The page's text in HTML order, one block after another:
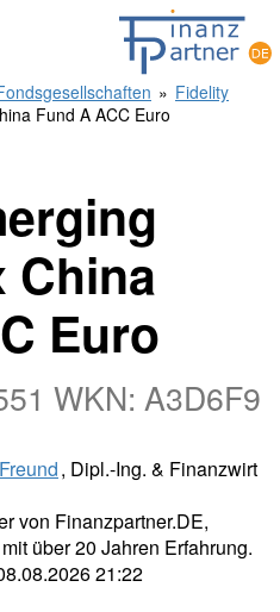
» Fidelity
Fund A ACC Euro
China
Euro
WKN: A3D6F9
, Dipl.-Ing. & Finanzwirt
von Finanzpartner.DE,
über 20 Jahren Erfahrung.
21:22